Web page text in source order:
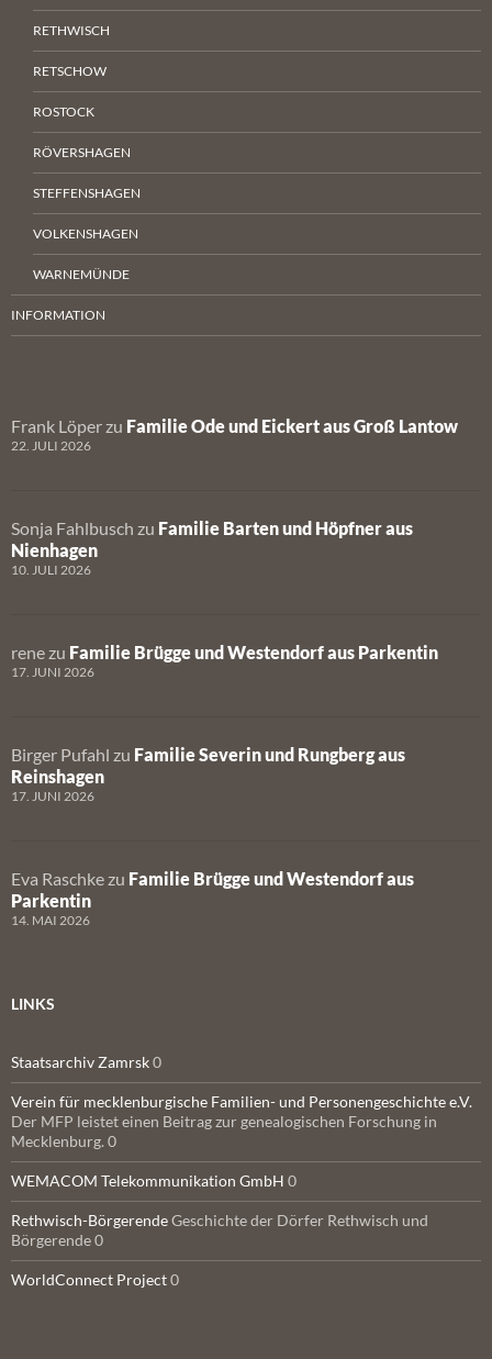
RETHWISCH
RETSCHOW
ROSTOCK
RÖVERSHAGEN
STEFFENSHAGEN
VOLKENSHAGEN
WARNEMÜNDE
INFORMATION
Frank Löper zu Familie Ode und Eickert aus Groß Lantow
22. JULI 2026
Sonja Fahlbusch zu Familie Barten und Höpfner aus
Nienhagen
10. JULI 2026
rene zu Familie Brügge und Westendorf aus Parkentin
17. JUNI 2026
Birger Pufahl zu Familie Severin und Rungberg aus
Reinshagen
17. JUNI 2026
Eva Raschke zu Familie Brügge und Westendorf aus
Parkentin
14. MAI 2026
LINKS
Staatsarchiv Zamrsk0
Verein für mecklenburgische Familien- und Personengeschichte e.V.
Der MFP leistet einen Beitrag zur genealogischen Forschung in
Mecklenburg. 0
WEMACOM Telekommunikation GmbH 0
Rethwisch-BörgerendeGeschichte der Dörfer Rethwisch und
Börgerende 0
WorldConnect Project0